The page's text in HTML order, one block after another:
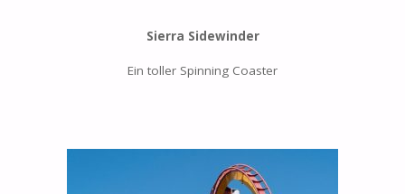
Sierra Sidewinder
Ein toller Spinning Coaster